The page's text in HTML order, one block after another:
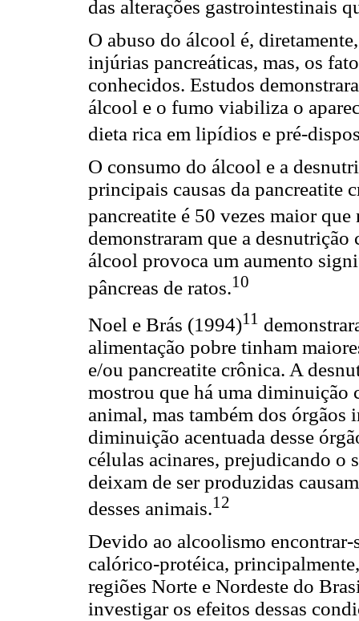
das alterações gastrointestinais
O abuso do álcool é,
injúrias pancreáticas, mas, os
conhecidos. Estudos
álcool e o fumo viabiliza o
dieta rica em lipídios e pré-
O consumo do álcool e a
principais causas da pancreatite
pancreatite é 50 vezes maior
demonstraram que a
álcool provoca um aumento
pâncreas de ratos.10
Noel e Brás (1994)11
alimentação pobre tinham
e/ou pancreatite crônica. A
mostrou que há uma diminuição
animal, mas também dos
diminuição acentuada desse
células acinares, prejudicando o
deixam de ser produzidas
desses animais.12
Devido ao alcoolismo encontrar-
calórico-protéica,
regiões Norte e Nordeste do
investigar os efeitos dessas